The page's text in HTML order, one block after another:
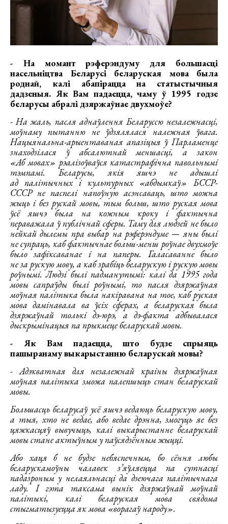
- На момант рэферэндуму для большасці
насельніцтва Беларусі беларуская мова была
роднай, калі абапірацца на статыстычныя
дадзеныя. Як Вам падаецца, чаму ў 1995 годзе
беларусы абралі дзяржаўнае двухмоўе?
- На жаль, пасля аднаўлення Беларуссю незалежнасці,
моўнаму пытанню не ўдзялялася належная ўвага.
Нацыянальна-арыентаваная апазіцыя ў Парламенце
знаходзілася ў абсалютнай меншасці, а закон
«Аб мовах» рэалізоўваўся катастрафічна павольнымі
тэмпамі. Беларусы, якія яшчэ не адышлі
ад палітычных і культурных «абдымкаў» БССР-
СССР не паспелі напоўную асэнсаваць, што можна
жыць і без рускай мовы, тым больш, што руская мова
ўсё яшчэ была на кожным кроку і фактычна
пераважала ў публічнай сферы. Таму для людзей не было
нейкай дылемы пра выбар на рэферэндуме — яны былі
не супраць, каб фактычнае больш-менш роўнае двухмоўе
было зафіксаванае і на паперы. Галасаванне было
не за рускую мову, а каб зрабіць беларускую і рускую мовы
роўнымі. Людзі былі падманутымі: калі да 1995 года
мовы сапраўды былі роўнымі, то пасля дзяржаўная
моўная палітыка была накіравана на тое, каб руская
мова дамінавала ва ўсіх сферах, а беларуская была
дзяржаўнай толькі дэ-юрэ, а дэ-факта адбывалася
дыскрымінацыя па прыкмеце беларускай мовы.
- Як Вам падаецца, што будзе спрыяць
пашыранаму выкарыстанню беларускай мовы?
- Адэкватная для незалежнай краіны дзяржаўная
моўная палітыка зможа палепшыць стан беларускай
мовы.
Большасць беларусаў усё яшчэ ведаюць беларускую мову,
а тыя, хто не ведае, або ведае дрэнна, змогуць яе без
цяжкасцяў вывучыць, калі выкарыстанне беларускай
мовы стане актыўным у паўсядзённым жыцці.
Або хаця б не будзе небяспечным, бо сёння любы
беларускамоўны чалавек з’яўляецца па сутнасці
падазроным у нелаяльнасці да дзеючага палітычнага
ладу. І гэта таксама вынік дзяржаўнай моўнай
палітыкі, калі беларуская мова свядома
стыгматызуецца як мова «ворагаў народу».